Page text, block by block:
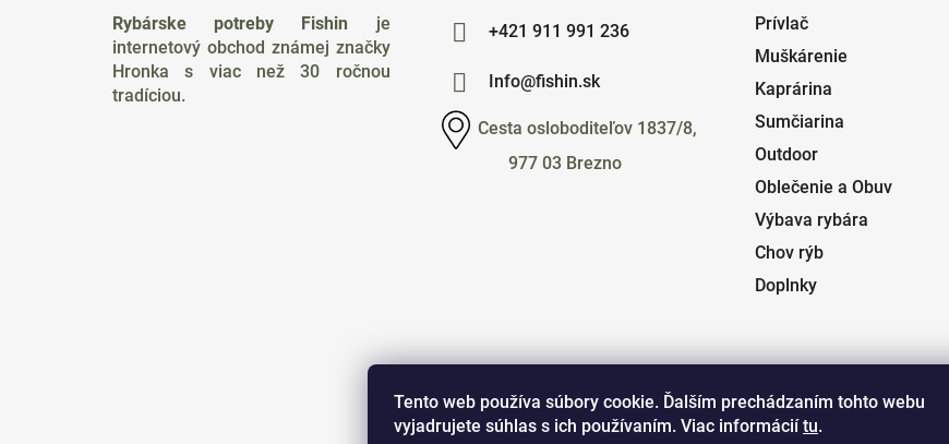
Tento web používa súbory cookie. Ďalším prechádzaním tohto webu
vyjadrujete súhlas s ich používaním. Viac informáciítu.
Rybárske potreby Fishin je
internetový obchod známej značky
Hronka s viac než 30 ročnou
tradíciou.
+421 911 991 236
Info@fishin.sk
Cesta osloboditeľov 1837/8,
977 03 Brezno
Prívlač
Muškárenie
Kaprárina
Sumčiarina
Outdoor
Oblečenie a Obuv
Výbava rybára
Chov rýb
Doplnky